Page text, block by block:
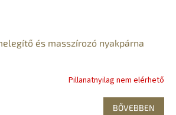
és masszírozó nyakpárna
Pillanatnyilag nem elérhető
BŐVEBBEN